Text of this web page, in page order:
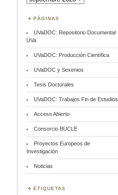
PÁGINAS
UVaDOC: Repositorio Documental
UVa
UVaDOC: Producción Científica
UVaDOC y Sexenios
Tesis Doctorales
UVaDOC: Trabajos Fin de Estudios
Acceso Abierto
Consorcio BUCLE
Proyectos Europeos de
Investigación
Noticias
ETIQUETAS